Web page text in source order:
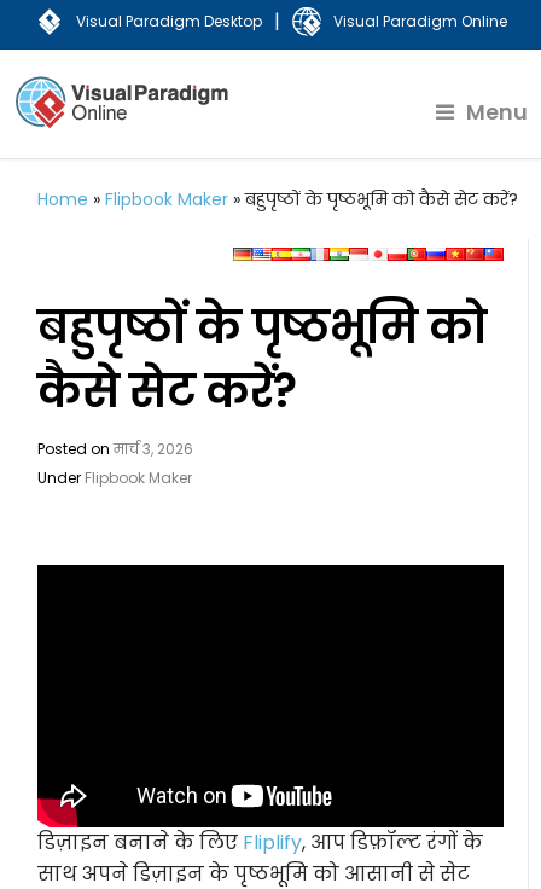
Visual Paradigm Desktop | Visual Paradigm Online
Menu
Home »Flipbook Maker »बहुपृष्ठों के पृष्ठभूमि को कैसे सेट करें?
बहुपृष्ठों के पृष्ठभूमि को
कैसे सेट करें?
Posted onमार्च 3, 2026
Under Flipbook Maker
डिज़ाइन बनाने के लिए Fliplify, आप डिफ़ॉल्ट रंगों के
साथ अपने डिज़ाइन के पृष्ठभूमि को आसानी से सेट